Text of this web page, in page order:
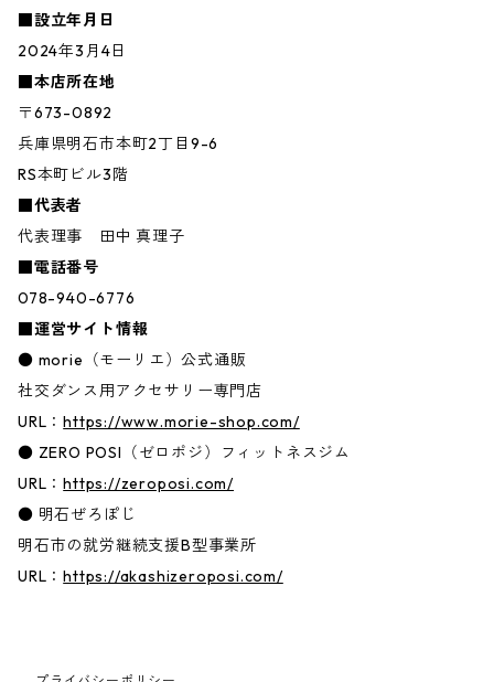
■設立年月日
2024年3月4日
■本店所在地
〒673-0892
兵庫県明石市本町2丁目9-6
RS本町ビル3階
■代表者
代表理事 田中 真理子
■電話番号
078-940-6776
■運営サイト情報
● morie（モーリエ）公式通販
社交ダンス用アクセサリー専門店
URL：https://www.morie-shop.com/
● ZERO POSI（ゼロポジ）フィットネスジム
URL：https://zeroposi.com/
● 明石ぜろぽじ
明石市の就労継続支援B型事業所
URL：https://akashizeroposi.com/